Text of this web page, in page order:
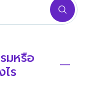
มหรือ
ร